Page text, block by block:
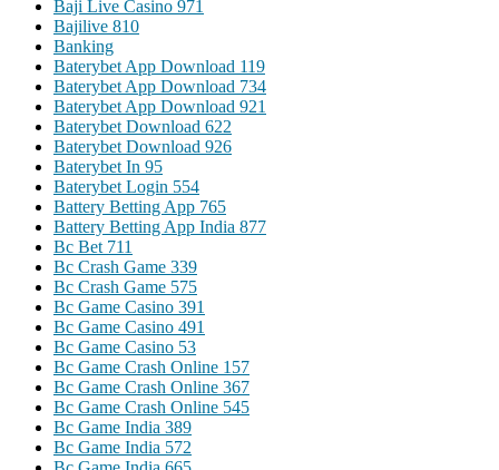
Baji Live Casino 971
Bajilive 810
Banking
Baterybet App Download 119
Baterybet App Download 734
Baterybet App Download 921
Baterybet Download 622
Baterybet Download 926
Baterybet In 95
Baterybet Login 554
Battery Betting App 765
Battery Betting App India 877
Bc Bet 711
Bc Crash Game 339
Bc Crash Game 575
Bc Game Casino 391
Bc Game Casino 491
Bc Game Casino 53
Bc Game Crash Online 157
Bc Game Crash Online 367
Bc Game Crash Online 545
Bc Game India 389
Bc Game India 572